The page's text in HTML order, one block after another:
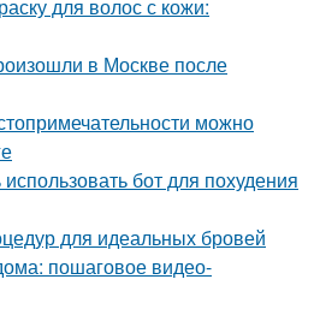
для волос с кожи:
в Москве после
можно
бот для похудения
для идеальных бровей
пошаговое видео-